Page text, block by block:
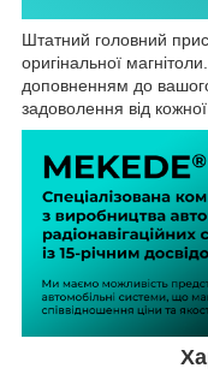
Штатний головний
оригінальної
доповненням до
задоволення від кожної